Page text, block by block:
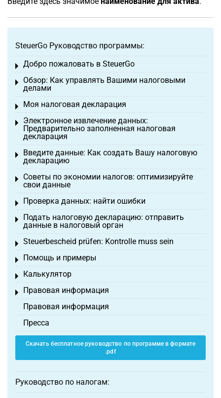
SteuerGo Руководство программы:
Добро пожаловать в SteuerGo
Toggle menu
Обзор: Как управлять Вашими налоговыми
делами
Toggle menu
Моя налоговая декларация
Toggle menu
Электронное извлечение данных:
Предварительно заполненная налоговая
декларация
Toggle menu
Введите данные: Как создать Вашу налоговую
декларацию
Toggle menu
Советы по экономии налогов: оптимизируйте
свои данные
Toggle menu
Проверка данных: найти ошибки
Toggle menu
Подать налоговую декларацию: отправить
данные в налоговый орган
Toggle menu
Steuerbescheid prüfen: Kontrolle muss sein
Toggle menu
Помощь и примеры
Toggle menu
Калькулятор
Toggle menu
Правовая информация
Toggle menu
Правовая информация
Пресса
Скачать бесплатное руководство по программе в формате
.pdf
Руководство по налогам: